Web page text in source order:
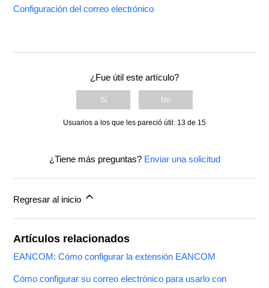
Configuración del correo electrónico
¿Fue útil este artículo?
Sí No
Usuarios a los que les pareció útil: 13 de 15
¿Tiene más preguntas? Enviar una solicitud
Regresar al inicio
Artículos relacionados
EANCOM: Cómo configurar la extensión EANCOM
Cómo configurar su correo electrónico para usarlo con